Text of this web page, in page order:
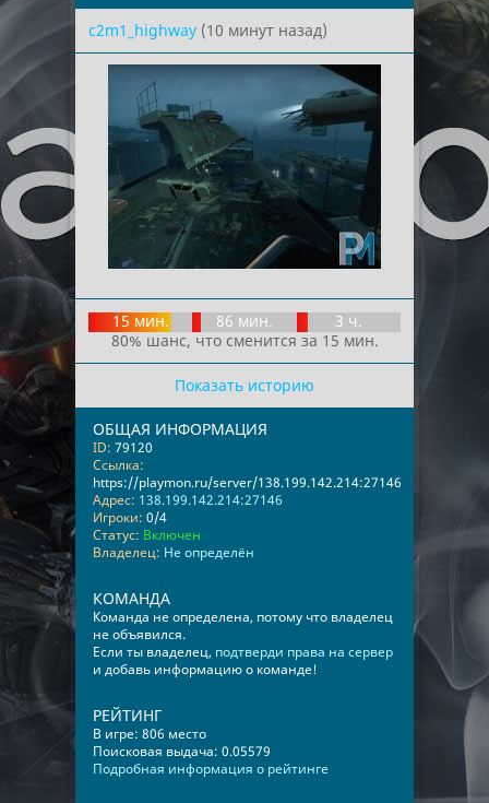
c2m1_highway (10 минут назад)
15 мин. 86 мин.
3 ч.
80% шанс, что сменится за 15 мин.
Показать историю
ОБЩАЯ ИНФОРМАЦИЯ
ID: 79120
Ссылка:
https://playmon.ru/server/138.199.142.214:27146
Адрес: 138.199.142.214:27146
Игроки: 0/4
Статус: Включен
Владелец: Не определён
КОМАНДА
Команда не определена, потому что владелец
не объявился.
Если ты владелец, подтверди права на сервер
и добавь информацию о команде!
РЕЙТИНГ
В игре: 806 место
Поисковая выдача: 0.05579
Подробная информация о рейтинге